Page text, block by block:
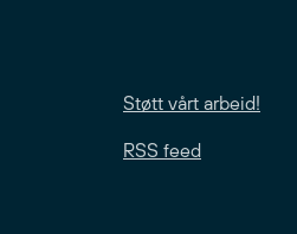
Støtt vårt arbeid!
RSS feed